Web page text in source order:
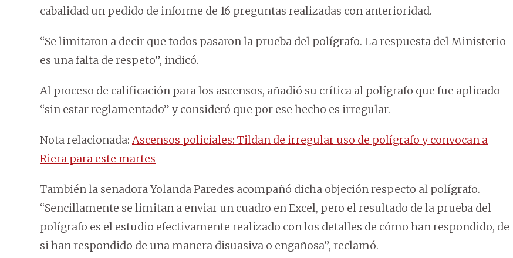
cabalidad un pedido de informe de 16 preguntas realizadas con anterioridad.
“Se limitaron a decir que todos pasaron la prueba del polígrafo. La respuesta del Ministerio
es una falta de respeto”, indicó.
Al proceso de calificación para los ascensos, añadió su crítica al polígrafo que fue aplicado
“sin estar reglamentado” y consideró que por ese hecho es irregular.
Nota relacionada: Ascensos policiales: Tildan de irregular uso de polígrafo y convocan a
Riera para este martes
También la senadora Yolanda Paredes acompañó dicha objeción respecto al polígrafo.
“Sencillamente se limitan a enviar un cuadro en Excel, pero el resultado de la prueba del
polígrafo es el estudio efectivamente realizado con los detalles de cómo han respondido, de
si han respondido de una manera disuasiva o engañosa”, reclamó.